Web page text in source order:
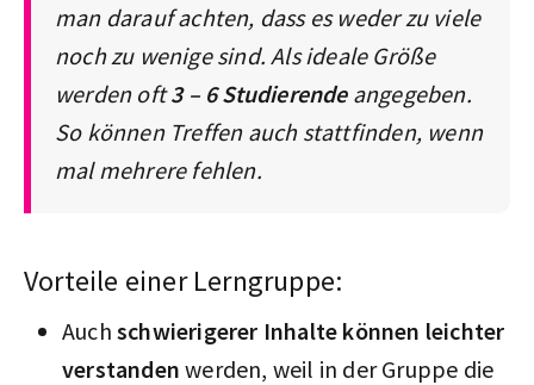
man darauf achten, dass es weder zu viele
noch zu wenige sind. Als ideale Größe
werden oft3 – 6 Studierendeangegeben.
So können Treffen auch stattfinden, wenn
mal mehrere fehlen.
Vorteile einer Lerngruppe:
Auch schwierigerer Inhalte können leichter
verstanden werden, weil in der Gruppe die